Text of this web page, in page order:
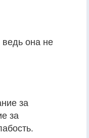
она не
за
за